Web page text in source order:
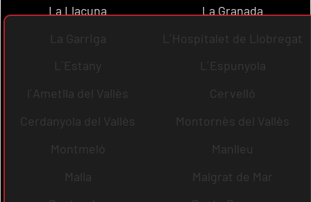
La Llacuna
La Granada
La Garriga
L´Hospitalet de Llobregat
L´Estany
L´Espunyola
l´Ametlla del Vallès
Cervelló
Cerdanyola del Vallès
Montornès del Vallès
Montmeló
Manlleu
Malla
Malgrat de Mar